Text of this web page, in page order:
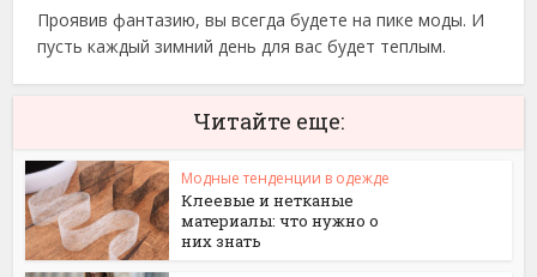
Проявив фантазию, вы всегда будете на пике моды. И
пусть каждый зимний день для вас будет теплым.
Читайте еще:
Модные тенденции в одежде
Клеевые и нетканые
материалы: что нужно о
них знать